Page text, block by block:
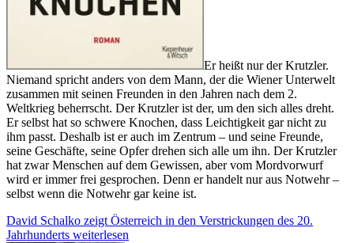
Er heißt nur der Krutzler.
Niemand spricht anders von dem Mann, der die Wiener Unterwelt
zusammen mit seinen Freunden in den Jahren nach dem 2.
Weltkrieg beherrscht. Der Krutzler ist der, um den sich alles dreht.
Er selbst hat so schwere Knochen, dass Leichtigkeit gar nicht zu
ihm passt. Deshalb ist er auch im Zentrum – und seine Freunde,
seine Geschäfte, seine Opfer drehen sich alle um ihn. Der Krutzler
hat zwar Menschen auf dem Gewissen, aber vom Mordvorwurf
wird er immer frei gesprochen. Denn er handelt nur aus Notwehr –
selbst wenn die Notwehr gar keine ist.
David Schalko zeigt Österreich in den Verstrickungen des 20.
Jahrhunderts weiterlesen